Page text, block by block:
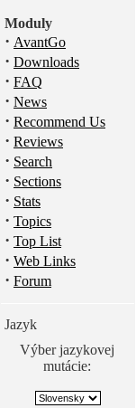
Moduly
· AvantGo
· Downloads
· FAQ
· News
· Recommend Us
· Reviews
· Search
· Sections
· Stats
· Topics
· Top List
· Web Links
· Forum
Jazyk
Výber jazykovej
mutácie: